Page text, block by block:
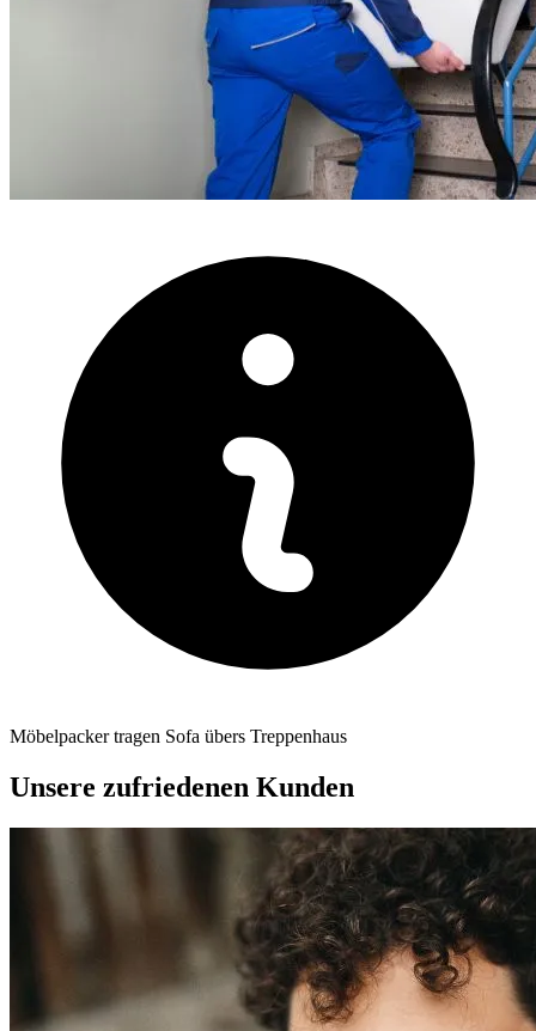
Möbelpacker tragen Sofa übers Treppenhaus
Unsere zufriedenen Kunden